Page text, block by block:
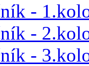
-
-
-